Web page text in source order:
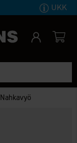
UKK
Nahkavyö